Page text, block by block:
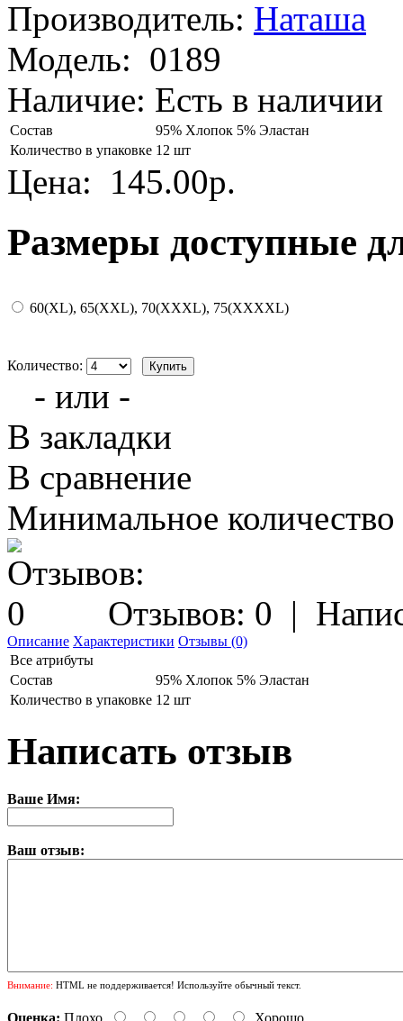
Производитель: Наташа
Модель: 0189
Наличие: Есть в наличии
Состав
95% Хлопок 5% Эластан
Количество в упаковке 12 шт
Цена: 145.00р.
Размеры доступные
60(XL), 65(XXL), 70(XXXL), 75(XXXXL)
Количество:
- или -
В закладки
В сравнение
Минимальное количество
Отзывов: 0 |
Описание Характеристики Отзывы (0)
Все атрибуты
Состав
95% Хлопок 5% Эластан
Количество в упаковке 12 шт
Написать отзыв
Ваше Имя:
Ваш отзыв:
Внимание: HTML не поддерживается! Используйте обычный текст.
Оценка: Плохо Хорошо